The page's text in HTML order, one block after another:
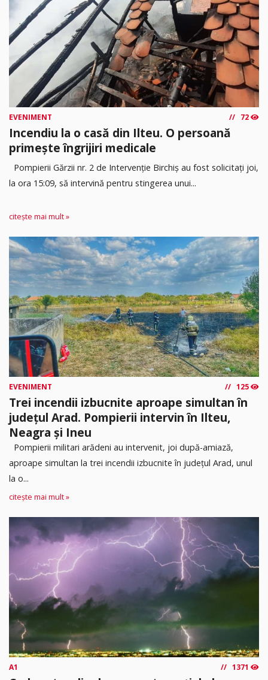
EVENIMENT 72
Incendiu la o casă din Ilteu. O persoană
primește îngrijiri medicale
Pompierii Gărzii nr. 2 de Intervenție Birchiș au fost solicitați joi,
la ora 15:09, să intervină pentru stingerea unui...
citește mai mult »
EVENIMENT 125
Trei incendii izbucnite aproape simultan în
județul Arad. Pompierii intervin în Ilteu,
Neagra și Ineu
Pompierii militari arădeni au intervenit, joi după-amiază,
aproape simultan la trei incendii izbucnite în județul Arad, unul
la o...
citește mai mult »
A1 1371